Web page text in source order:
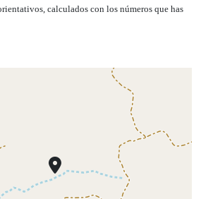
calculados con los números que has